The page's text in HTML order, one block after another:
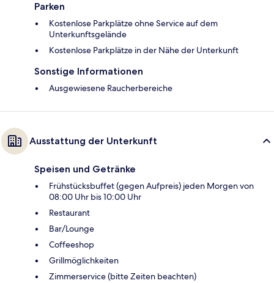
Parken
Kostenlose Parkplätze ohne Service auf dem
Unterkunftsgelände
Kostenlose Parkplätze in der Nähe der Unterkunft
Sonstige Informationen
Ausgewiesene Raucherbereiche
Ausstattung der Unterkunft
Speisen und Getränke
Frühstücksbuffet (gegen Aufpreis) jeden Morgen von
08:00 Uhr bis 10:00 Uhr
Restaurant
Bar/Lounge
Coffeeshop
Grillmöglichkeiten
Zimmerservice (bitte Zeiten beachten)